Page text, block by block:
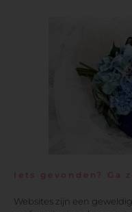
Iets gevonden? Ga
Websites zijn een